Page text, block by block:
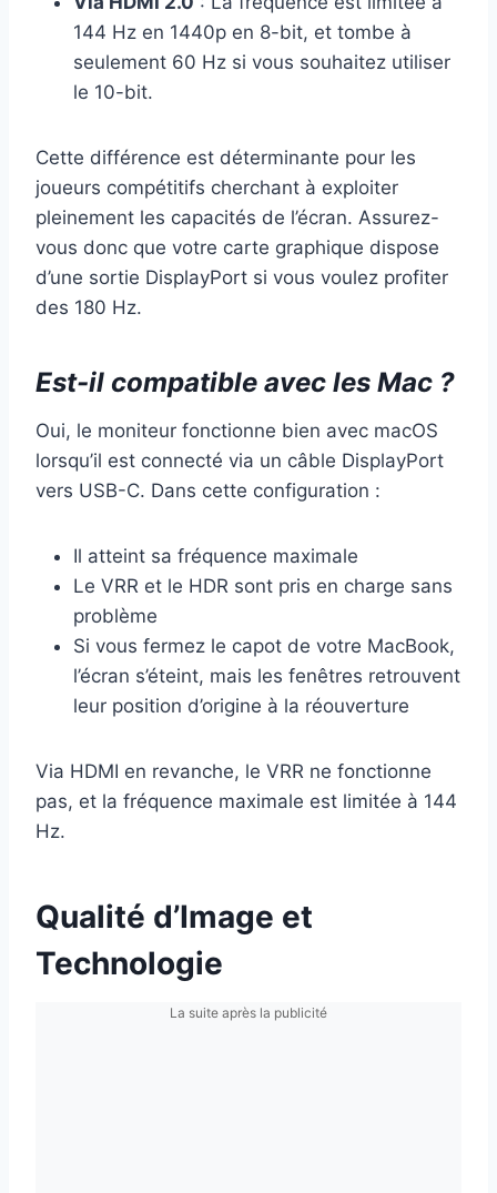
144 Hz en 1440p en 8-bit, et tombe à
seulement 60 Hz si vous souhaitez utiliser
le 10-bit.
Cette différence est déterminante pour les
joueurs compétitifs cherchant à exploiter
pleinement les capacités de l’écran. Assurez-
vous donc que votre carte graphique dispose
d’une sortie DisplayPort si vous voulez profiter
des 180 Hz.
Est-il compatible avec les Mac ?
Oui, le moniteur fonctionne bien avec macOS
lorsqu’il est connecté via un câble DisplayPort
vers USB-C. Dans cette configuration :
Il atteint sa fréquence maximale
Le VRR et le HDR sont pris en charge sans
problème
Si vous fermez le capot de votre MacBook,
l’écran s’éteint, mais les fenêtres retrouvent
leur position d’origine à la réouverture
Via HDMI en revanche, le VRR ne fonctionne
pas, et la fréquence maximale est limitée à 144
Hz.
Qualité d’Image et
Technologie
La suite après la publicité